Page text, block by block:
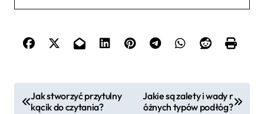
Jak stworzyć przytulny
kącik do czytania?
Jakie są zalety i wady r
óżnych typów podłóg?